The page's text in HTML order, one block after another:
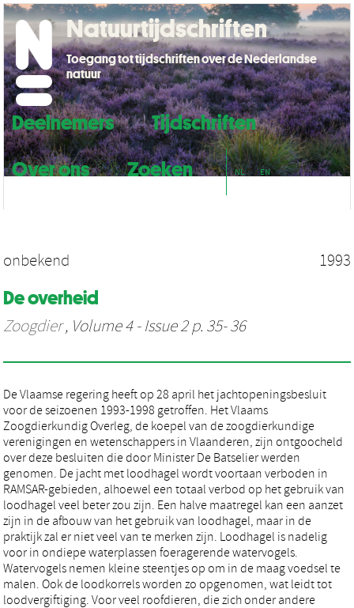
Deelnemers
Tijdschriften
Over ons
Zoeken NL EN
Natuurtijdschriften
Toegang tot tijdschriften over de Nederlandse
natuur
onbekend 1993
De overheid
Zoogdier, Volume 4 - Issue 2 p. 35- 36
De Vlaamse regering heeft op 28 april het jachtopeningsbesluit
voor de seizoenen 1993-1998 getroffen. Het Vlaams
Zoogdierkundig Overleg, de koepel van de zoogdierkundige
verenigingen en wetenschappers in Vlaanderen, zijn ontgoocheld
over deze besluiten die door Minister De Batselier werden
genomen. De jacht met loodhagel wordt voortaan verboden in
RAMSAR-gebieden, alhoewel een totaal verbod op het gebruik van
loodhagel veel beter zou zijn. Een halve maatregel kan een aanzet
zijn in de afbouw van het gebruik van loodhagel, maar in de
praktijk zal er niet veel van te merken zijn. Loodhagel is nadelig
voor in ondiepe waterplassen foeragerende watervogels.
Watervogels nemen kleine steentjes op om in de maag voedsel te
malen. Ook de loodkorrels worden zo opgenomen, wat leidt tot
loodvergiftiging. Voor veel roofdieren, die zich onder andere